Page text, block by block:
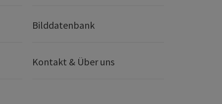
Bilddatenbank
Kontakt & Über uns